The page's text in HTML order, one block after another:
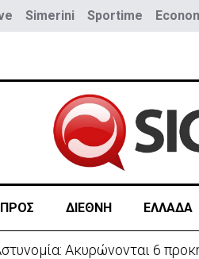
Simerini Sportime
ΔΙΕΘΝΗ ΕΛΛΑΔΑ
στο ΗΒ για την κηδεία του